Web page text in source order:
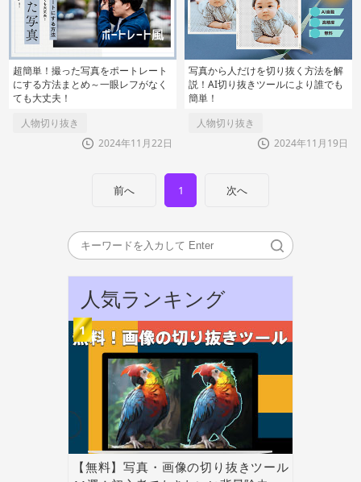
超簡単！撮った写真をポートレート
にする方法まとめ～一眼レフがなく
ても大丈夫！
人物切り抜き
2024年11月22日
写真から人だけを切り抜く方法を解
説！AI切り抜きツールにより誰でも
簡単！
人物切り抜き
2024年11月19日
前へ 1 次へ
人気ランキング
【無料】写真・画像の切り抜きツール